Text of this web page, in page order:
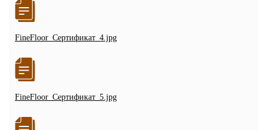
FineFloor_Сертификат_4.jpg
FineFloor_Сертификат_5.jpg